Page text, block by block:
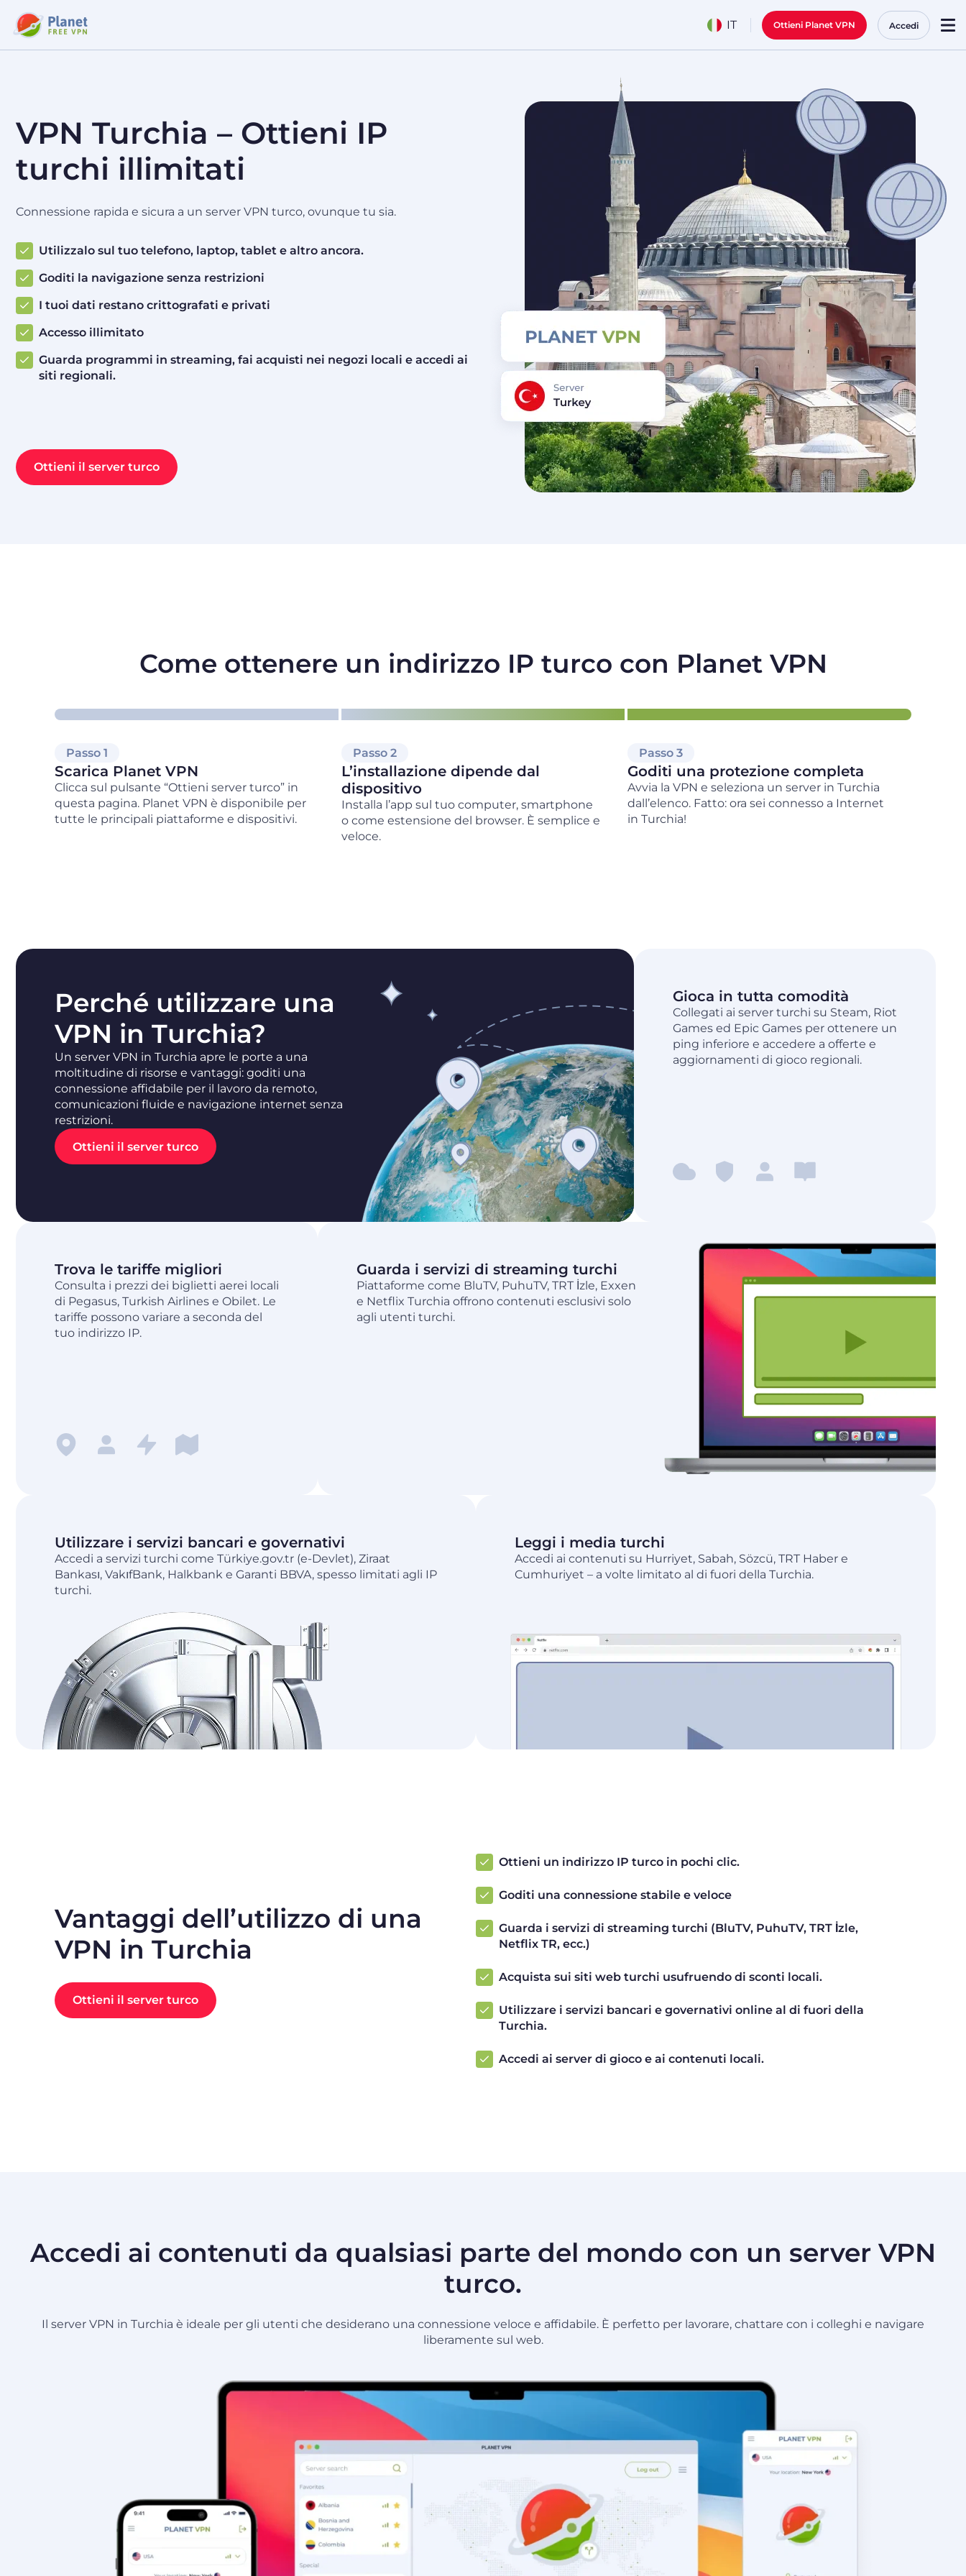
IT Ottieni Planet VPN Accedi
VPN Turchia – Ottieni IP
turchi illimitati
Connessione rapida e sicura a un server VPN turco, ovunque tu sia.
Utilizzalo sul tuo telefono, laptop, tablet e altro ancora.
Goditi la navigazione senza restrizioni
I tuoi dati restano crittografati e privati
Accesso illimitato
Guarda programmi in streaming, fai acquisti nei negozi locali e accedi ai
siti regionali.
Ottieni il server turco
Come ottenere un indirizzo IP turco con Planet VPN
Passo 1
Scarica Planet VPN
Clicca sul pulsante “Ottieni server turco” in
questa pagina. Planet VPN è disponibile per
tutte le principali piattaforme e dispositivi.
Passo 2
L’installazione dipende dal
dispositivo
Installa l’app sul tuo computer, smartphone
o come estensione del browser. È semplice e
veloce.
Passo 3
Goditi una protezione completa
Avvia la VPN e seleziona un server in Turchia
dall’elenco. Fatto: ora sei connesso a Internet
in Turchia!
Perché utilizzare una
VPN in Turchia?
Un server VPN in Turchia apre le porte a una
moltitudine di risorse e vantaggi: goditi una
connessione affidabile per il lavoro da remoto,
comunicazioni fluide e navigazione internet senza
restrizioni.
Ottieni il server turco
Gioca in tutta comodità
Collegati ai server turchi su Steam, Riot
Games ed Epic Games per ottenere un
ping inferiore e accedere a offerte e
aggiornamenti di gioco regionali.
Trova le tariffe migliori
Consulta i prezzi dei biglietti aerei locali
di Pegasus, Turkish Airlines e Obilet. Le
tariffe possono variare a seconda del
tuo indirizzo IP.
Guarda i servizi di streaming turchi
Piattaforme come BluTV, PuhuTV, TRT İzle, Exxen
e Netflix Turchia offrono contenuti esclusivi solo
agli utenti turchi.
Utilizzare i servizi bancari e governativi
Accedi a servizi turchi come Türkiye.gov.tr ​​(e-Devlet), Ziraat
Bankası, VakıfBank, Halkbank e Garanti BBVA, spesso limitati agli IP
turchi.
Leggi i media turchi
Accedi ai contenuti su Hurriyet, Sabah, Sözcü, TRT Haber e
Cumhuriyet – a volte limitato al di fuori della Turchia.
Vantaggi dell’utilizzo di una
VPN in Turchia
Ottieni il server turco
Ottieni un indirizzo IP turco in pochi clic.
Goditi una connessione stabile e veloce
Guarda i servizi di streaming turchi (BluTV, PuhuTV, TRT İzle,
Netflix TR, ecc.)
Acquista sui siti web turchi usufruendo di sconti locali.
Utilizzare i servizi bancari e governativi online al di fuori della
Turchia.
Accedi ai server di gioco e ai contenuti locali.
Accedi ai contenuti da qualsiasi parte del mondo con un server VPN
turco.
Il server VPN in Turchia è ideale per gli utenti che desiderano una connessione veloce e affidabile. È perfetto per lavorare, chattare con i colleghi e navigare
liberamente sul web.